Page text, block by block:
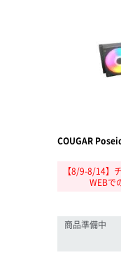
COUGAR
【8/9-8/14
WEBで
商品準備中